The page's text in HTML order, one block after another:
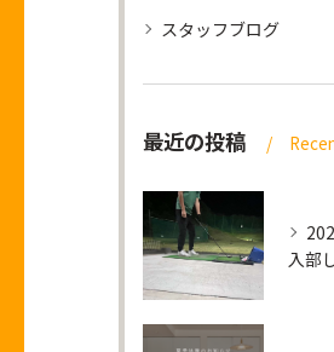
スタッフブログ
最近の投稿
入部